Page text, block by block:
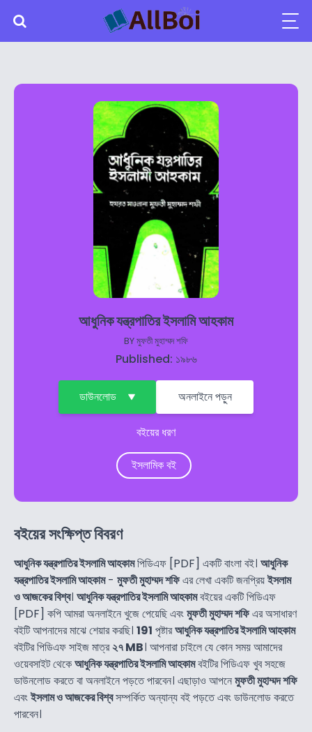
আধুনিক যন্ত্রপাতির ইসলামি আহকাম
BYমুফতী মুহাম্মদ শফি
Published: ১৯৮৬
ডাউনলোড অনলাইনে পড়ুন
বইয়ের ধরণ
ইসলামিক বই
বইয়ের সংক্ষিপ্ত বিবরণ
আধুনিক যন্ত্রপাতির ইসলামি আহকামপিডিএফ [PDF] একটি বাংলা বই। আধুনিক
যন্ত্রপাতির ইসলামি আহকাম- মুফতী মুহাম্মদ শফিএর লেখা একটি জনপ্রিয়ইসলাম
ও আজকের বিশ্ব। আধুনিক যন্ত্রপাতির ইসলামি আহকামবইয়ের একটি পিডিএফ
[PDF] কপি আমরা অনলাইনে খুজে পেয়েছি এবংমুফতী মুহাম্মদ শফিএর অসাধারণ
বইটি আপনাদের মাঝে শেয়ার করছি। 191 পৃষ্টারআধুনিক যন্ত্রপাতির ইসলামি আহকাম
বইটির পিডিএফ সাইজ মাত্র২৭ MB। আপনারা চাইলে যে কোন সময় আমাদের
ওয়েবসাইট থেকেআধুনিক যন্ত্রপাতির ইসলামি আহকামবইটির পিডিএফ খুব সহজে
ডাউনলোড করতে বা অনলাইনে পড়তে পারবেন। এছাড়াও আপনেমুফতী মুহাম্মদ শফি
এবংইসলাম ও আজকের বিশ্বসম্পর্কিত অন্যান্য বই পড়তে এবং ডাউনলোড করতে
পারবেন।